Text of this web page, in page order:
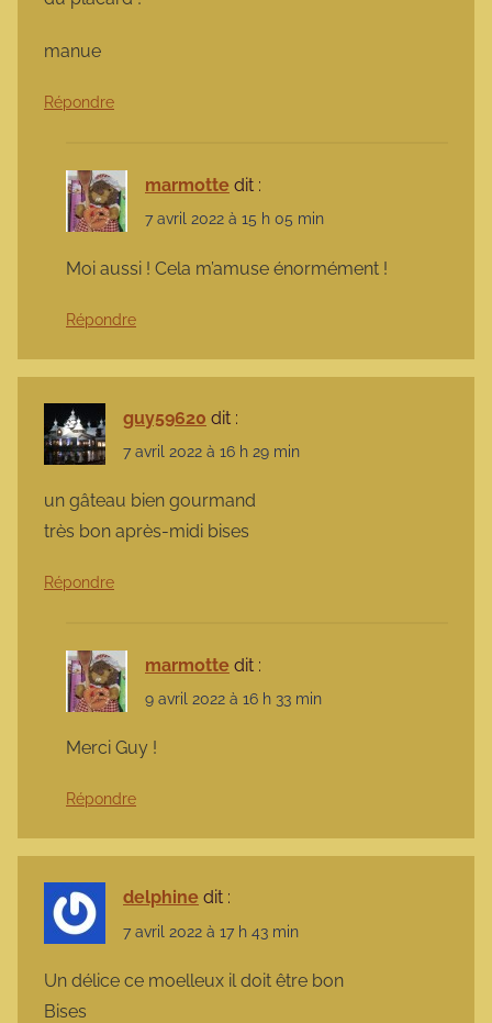
manue
Répondre
marmotte dit :
7 avril 2022 à 15 h 05 min
Moi aussi ! Cela m’amuse énormément !
Répondre
guy59620 dit :
7 avril 2022 à 16 h 29 min
un gâteau bien gourmand
très bon après-midi bises
Répondre
marmotte dit :
9 avril 2022 à 16 h 33 min
Merci Guy !
Répondre
delphine dit :
7 avril 2022 à 17 h 43 min
Un délice ce moelleux il doit être bon
Bises